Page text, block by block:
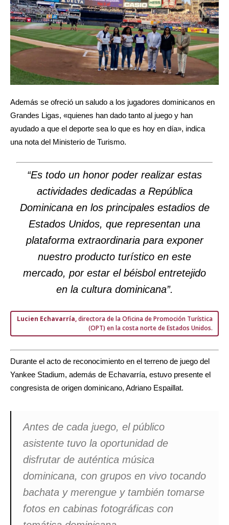
Además se ofreció un saludo a los jugadores dominicanos en
Grandes Ligas, «quienes han dado tanto al juego y han
ayudado a que el deporte sea lo que es hoy en día», indica
una nota del Ministerio de Turismo.
“Es todo un honor poder realizar estas
actividades dedicadas a República
Dominicana en los principales estadios de
Estados Unidos, que representan una
plataforma extraordinaria para exponer
nuestro producto turístico en este
mercado, por estar el béisbol entretejido
en la cultura dominicana”.
Lucien Echavarría,directora de la Oficina de Promoción Turística
(OPT) en la costa norte de Estados Unidos.
Durante el acto de reconocimiento en el terreno de juego del
Yankee Stadium, además de Echavarría, estuvo presente el
congresista de origen dominicano, Adriano Espaillat.
Antes de cada juego, el público
asistente tuvo la oportunidad de
disfrutar de auténtica música
dominicana, con grupos en vivo tocando
bachata y merengue y también tomarse
fotos en cabinas fotográficas con